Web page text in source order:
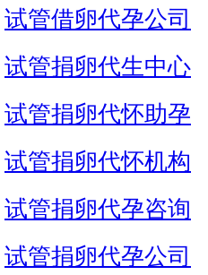
试管借卵代孕公司
试管捐卵代生中心
试管捐卵代怀助孕
试管捐卵代怀机构
试管捐卵代孕咨询
试管捐卵代孕公司